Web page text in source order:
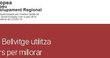
utilitza
per millorar